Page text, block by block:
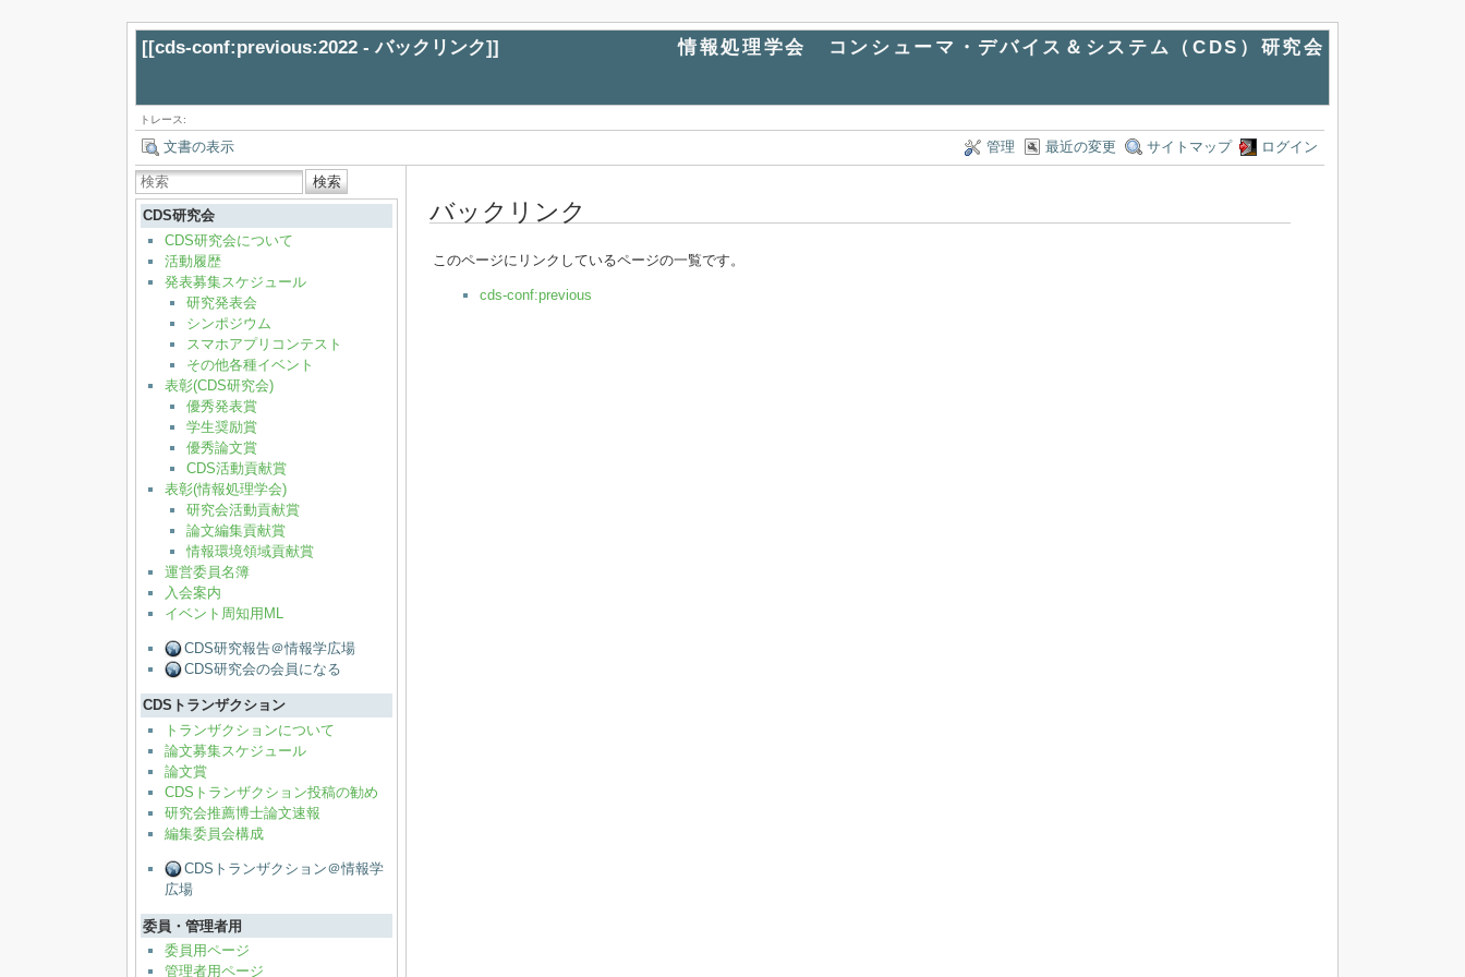
[[cds-conf:previous:2022 - バックリンク]] 情報処理学会 コンシューマ・デバイス＆システム（CDS）研究会
トレース:
文書の表示 管理 最近の変更 サイトマップ ログイン
検索
CDS研究会
CDS研究会について
活動履歴
発表募集スケジュール
研究発表会
シンポジウム
スマホアプリコンテスト
その他各種イベント
表彰(CDS研究会)
優秀発表賞
学生奨励賞
優秀論文賞
CDS活動貢献賞
表彰(情報処理学会)
研究会活動貢献賞
論文編集貢献賞
情報環境領域貢献賞
運営委員名簿
入会案内
イベント周知用ML
CDS研究報告＠情報学広場
CDS研究会の会員になる
CDSトランザクション
トランザクションについて
論文募集スケジュール
論文賞
CDSトランザクション投稿の勧め
研究会推薦博士論文速報
編集委員会構成
CDSトランザクション＠情報学
広場
委員・管理者用
委員用ページ
管理者用ページ
バックリンク
このページにリンクしているページの一覧です。
cds-conf:previous